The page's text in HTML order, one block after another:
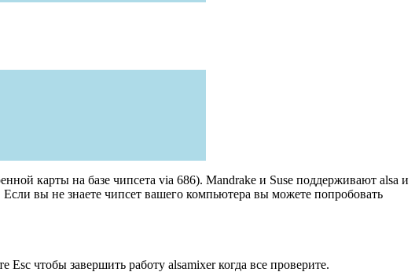
карты на базе чипсета via 686). Mandrake и Suse поддерживают alsa и
вы не знаете чипсет вашего компьютера вы можете попробовать
чтобы завершить работу alsamixer когда все проверите.